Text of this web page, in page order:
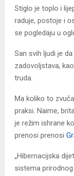
Stiglo je toplo i
raduje, postoje i
se pogledaju u
San svih ljudi je
zadovoljstava,
truda.
Ma koliko to
praksi. Naime,
je režim ishrane
prenosi prenosi
„Hibernacijska
sistema